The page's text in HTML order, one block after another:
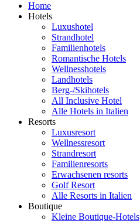
Home
Hotels
Luxushotel
Strandhotel
Familienhotels
Romantische Hotels
Wellnesshotels
Landhotels
Berg-/Skihotels
All Inclusive Hotel
Alle Hotels in Italien
Resorts
Luxusresort
Wellnessresort
Strandresort
Familienresorts
Erwachsenen resorts
Golf Resort
Alle Resorts in Italien
Boutique
Kleine Boutique-Hotels